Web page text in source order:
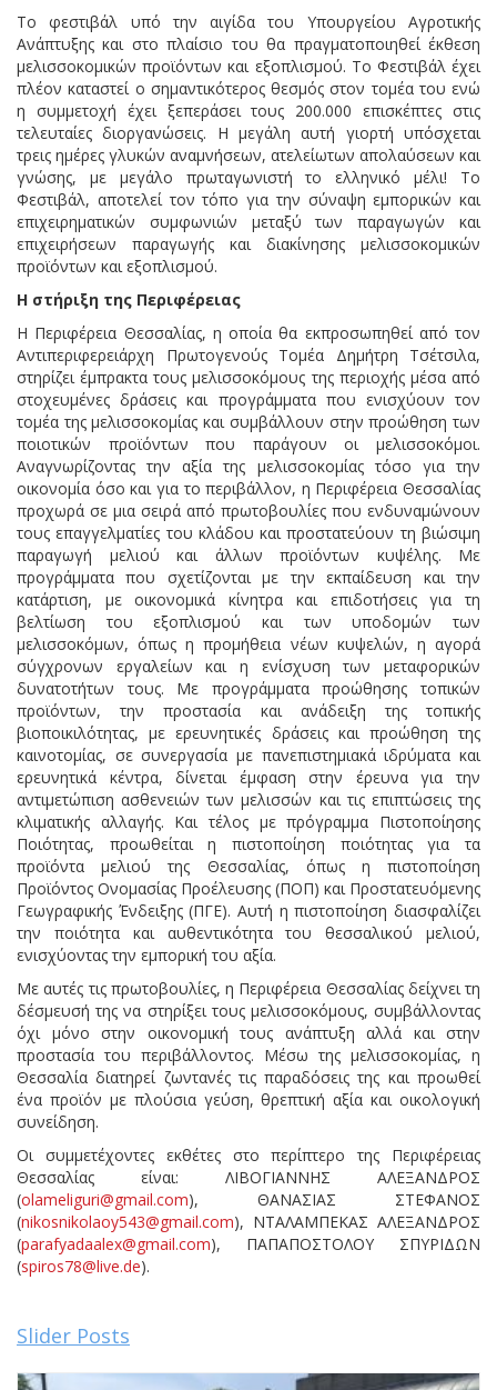
Το φεστιβάλ υπό την αιγίδα του Υπουργείου Αγροτικής
Ανάπτυξης και στο πλαίσιο του θα πραγματοποιηθεί έκθεση
μελισσοκομικών προϊόντων και εξοπλισμού. Το Φεστιβάλ έχει
πλέον καταστεί ο σημαντικότερος θεσμός στον τομέα του ενώ
η συμμετοχή έχει ξεπεράσει τους 200.000 επισκέπτες στις
τελευταίες διοργανώσεις. Η μεγάλη αυτή γιορτή υπόσχεται
τρεις ημέρες γλυκών αναμνήσεων, ατελείωτων απολαύσεων και
γνώσης, με μεγάλο πρωταγωνιστή το ελληνικό μέλι! Το
Φεστιβάλ, αποτελεί τον τόπο για την σύναψη εμπορικών και
επιχειρηματικών συμφωνιών μεταξύ των παραγωγών και
επιχειρήσεων παραγωγής και διακίνησης μελισσοκομικών
προϊόντων και εξοπλισμού.
Η στήριξη της Περιφέρειας
Η Περιφέρεια Θεσσαλίας, η οποία θα εκπροσωπηθεί από τον
Αντιπεριφερειάρχη Πρωτογενούς Τομέα Δημήτρη Τσέτσιλα,
στηρίζει έμπρακτα τους μελισσοκόμους της περιοχής μέσα από
στοχευμένες δράσεις και προγράμματα που ενισχύουν τον
τομέα της μελισσοκομίας και συμβάλλουν στην προώθηση των
ποιοτικών προϊόντων που παράγουν οι μελισσοκόμοι.
Αναγνωρίζοντας την αξία της μελισσοκομίας τόσο για την
οικονομία όσο και για το περιβάλλον, η Περιφέρεια Θεσσαλίας
προχωρά σε μια σειρά από πρωτοβουλίες που ενδυναμώνουν
τους επαγγελματίες του κλάδου και προστατεύουν τη βιώσιμη
παραγωγή μελιού και άλλων προϊόντων κυψέλης. Με
προγράμματα που σχετίζονται με την εκπαίδευση και την
κατάρτιση, με οικονομικά κίνητρα και επιδοτήσεις για τη
βελτίωση του εξοπλισμού και των υποδομών των
μελισσοκόμων, όπως η προμήθεια νέων κυψελών, η αγορά
σύγχρονων εργαλείων και η ενίσχυση των μεταφορικών
δυνατοτήτων τους. Με προγράμματα προώθησης τοπικών
προϊόντων, την προστασία και ανάδειξη της τοπικής
βιοποικιλότητας, με ερευνητικές δράσεις και προώθηση της
καινοτομίας, σε συνεργασία με πανεπιστημιακά ιδρύματα και
ερευνητικά κέντρα, δίνεται έμφαση στην έρευνα για την
αντιμετώπιση ασθενειών των μελισσών και τις επιπτώσεις της
κλιματικής αλλαγής. Και τέλος με πρόγραμμα Πιστοποίησης
Ποιότητας, προωθείται η πιστοποίηση ποιότητας για τα
προϊόντα μελιού της Θεσσαλίας, όπως η πιστοποίηση
Προϊόντος Ονομασίας Προέλευσης (ΠΟΠ) και Προστατευόμενης
Γεωγραφικής Ένδειξης (ΠΓΕ). Αυτή η πιστοποίηση διασφαλίζει
την ποιότητα και αυθεντικότητα του θεσσαλικού μελιού,
ενισχύοντας την εμπορική του αξία.
Με αυτές τις πρωτοβουλίες, η Περιφέρεια Θεσσαλίας δείχνει τη
δέσμευσή της να στηρίξει τους μελισσοκόμους, συμβάλλοντας
όχι μόνο στην οικονομική τους ανάπτυξη αλλά και στην
προστασία του περιβάλλοντος. Μέσω της μελισσοκομίας, η
Θεσσαλία διατηρεί ζωντανές τις παραδόσεις της και προωθεί
ένα προϊόν με πλούσια γεύση, θρεπτική αξία και οικολογική
συνείδηση.
Οι συμμετέχοντες εκθέτες στο περίπτερο της Περιφέρειας
Θεσσαλίας είναι: ΛΙΒΟΓΙΑΝΝΗΣ ΑΛΕΞΑΝΔΡΟΣ
(olameliguri@gmail.com), ΘΑΝΑΣΙΑΣ ΣΤΕΦΑΝΟΣ
(nikosnikolaoy543@gmail.com), ΝΤΑΛΑΜΠΕΚΑΣ ΑΛΕΞΑΝΔΡΟΣ
(parafyadaalex@gmail.com), ΠAΠΑΠΟΣΤΟΛΟΥ ΣΠΥΡΙΔΩΝ
(spiros78@live.de).
Slider Posts